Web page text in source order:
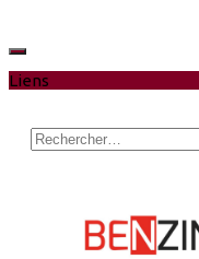
Liens
Rechercher :